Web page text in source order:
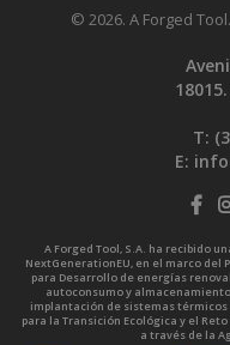
© 2026. A Forged
T:
E:
A Forged Tool, S.A. ha recibido
NextGenerationEU, en el marco del
para Desarrollo de energías
autoconsumo y
implantación de sistemas
para la Transición Ecológica y el
a través de la